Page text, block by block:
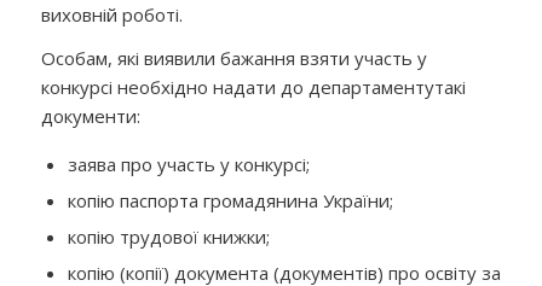
виховній роботі.
Особам, які виявили бажання взяти участь у
конкурсі необхідно надати до департаментутакі
документи:
заява про участь у конкурсі;
копію паспорта громадянина України;
копію трудової книжки;
копію (копії) документа (документів) про освіту за